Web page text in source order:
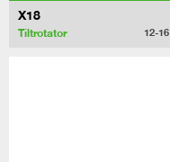
X18
Tiltrotator 12-16